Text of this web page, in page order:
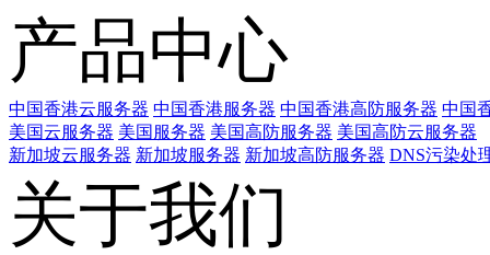
产品中心
中国香港云服务器 中国香港服务器 中国香港高防服务器 中国
美国云服务器 美国服务器 美国高防服务器 美国高防云服务器
新加坡云服务器 新加坡服务器 新加坡高防服务器 DNS污染处
关于我们